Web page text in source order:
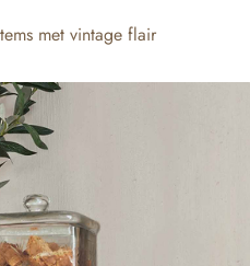
met vintage flair